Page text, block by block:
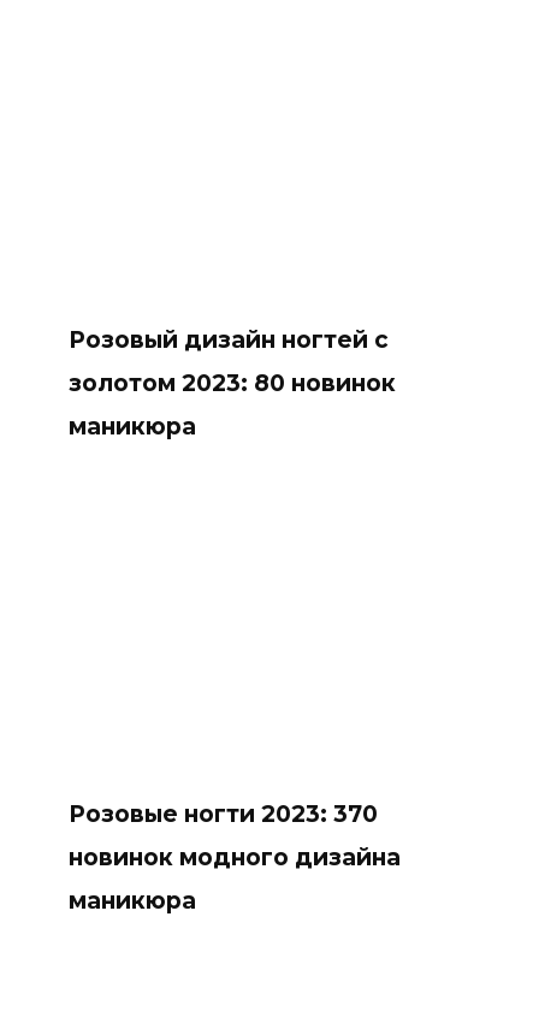
Розовый дизайн ногтей с
золотом 2023: 80 новинок
маникюра
Розовые ногти 2023: 370
новинок модного дизайна
маникюра